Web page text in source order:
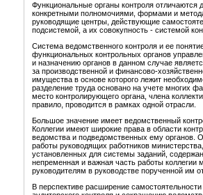
Функциональные органы контроля отличаются
конкретными полномочиями, формами и
руководящие центры, действующие
подсистемой, а их совокупность - системой
Система ведомственного контроля и ее
функциональных контрольных органов
и назначению органов в данном случае
за производственной и финансово-
имущества в основе которого лежит
разделение труда основано на учете многих
место контролирующего органа, члена
правило, проводится в рамках одной отрасли.
Большое значение имеет ведомственный
Коллегии имеют широкие права в области
ведомства и подведомственных ему органов.
работы руководящих работников
установленных для системы заданий,
непременная и важная часть работы
руководителям в руководстве порученной им
В перспективе расширение